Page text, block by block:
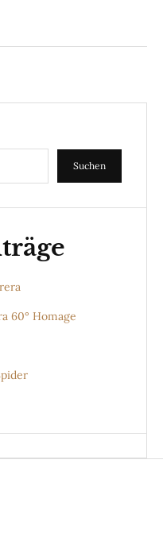
Suchen
60° Homage